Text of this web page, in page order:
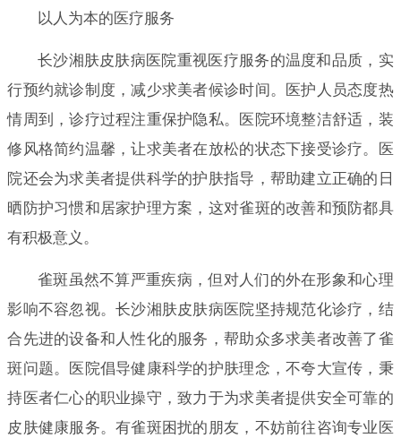
以人为本的医疗服务
长沙湘肤皮肤病医院重视医疗服务的温度和品质，实
行预约就诊制度，减少求美者候诊时间。医护人员态度热
情周到，诊疗过程注重保护隐私。医院环境整洁舒适，装
修风格简约温馨，让求美者在放松的状态下接受诊疗。医
院还会为求美者提供科学的护肤指导，帮助建立正确的日
晒防护习惯和居家护理方案，这对雀斑的改善和预防都具
有积极意义。
雀斑虽然不算严重疾病，但对人们的外在形象和心理
影响不容忽视。长沙湘肤皮肤病医院坚持规范化诊疗，结
合先进的设备和人性化的服务，帮助众多求美者改善了雀
斑问题。医院倡导健康科学的护肤理念，不夸大宣传，秉
持医者仁心的职业操守，致力于为求美者提供安全可靠的
皮肤健康服务。有雀斑困扰的朋友，不妨前往咨询专业医